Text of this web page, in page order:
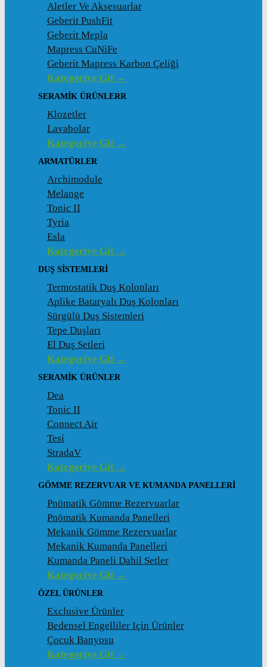
Aletler Ve Aksesuarlar
Geberit PushFit
Geberit Mepla
Mapress CuNiFe
Geberit Mapress Karbon Çeliği
Kategoriye Git →
SERAMIK ÜRÜNLERR
Klozetler
Lavabolar
Kategoriye Git →
ARMATÜRLER
Archimodule
Melange
Tonic II
Tyria
Esla
Kategoriye Git →
DUŞ SISTEMLERI
Termostatik Duş Kolonları
Aplike Bataryalı Duş Kolonları
Sürgülü Duş Sistemleri
Tepe Duşları
El Duş Setleri
Kategoriye Git →
SERAMIK ÜRÜNLER
Dea
Tonic II
Connect Air
Tesi
StradaV
Kategoriye Git →
GÖMME REZERVUAR VE KUMANDA PANELLERI
Pnömatik Gömme Rezervuarlar
Pnömatik Kumanda Panelleri
Mekanik Gömme Rezervuarlar
Mekanik Kumanda Panelleri
Kumanda Paneli Dahil Setler
Kategoriye Git →
ÖZEL ÜRÜNLER
Exclusive Ürünler
Bedensel Engelliler Için Ürünler
Çocuk Banyosu
Kategoriye Git →